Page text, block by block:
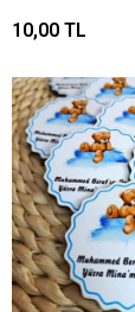
10,00 TL